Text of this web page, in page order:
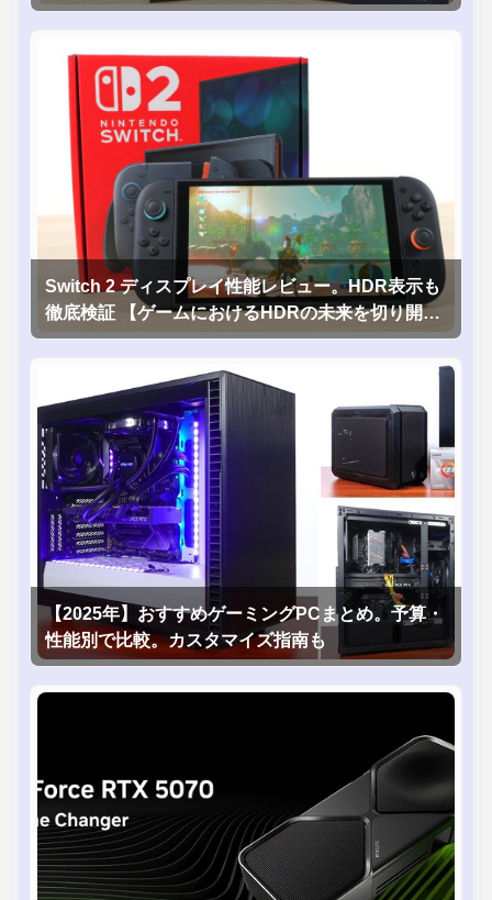
Switch 2 ディスプレイ性能レビュー。HDR表示も
徹底検証 【ゲームにおけるHDRの未来を切り開く
1台！】
【2025年】おすすめゲーミングPCまとめ。予算・
性能別で比較。カスタマイズ指南も